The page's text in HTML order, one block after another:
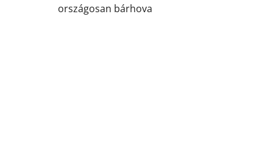
országosan bárhova